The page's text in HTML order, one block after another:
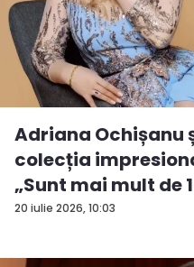
20 iulie 2026, 10:03
Adriana Ochișanu
colecția
„Sunt mai mult de
VID...